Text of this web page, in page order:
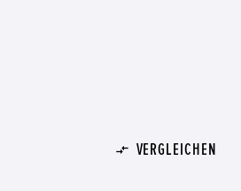
VERGLEICHEN